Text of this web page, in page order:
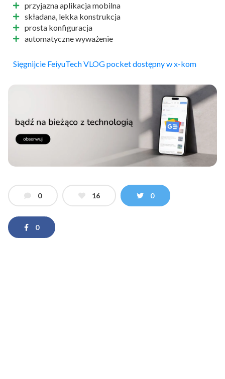
przyjazna aplikacja mobilna
składana, lekka konstrukcja
prosta konfiguracja
automatyczne wyważenie
Sięgnijcie FeiyuTech VLOG pocket dostępny w x-kom
0 16 0
0